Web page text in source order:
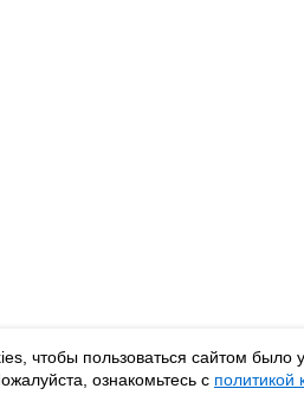
чтобы пользоваться сайтом было
ознакомьтесь с политикой